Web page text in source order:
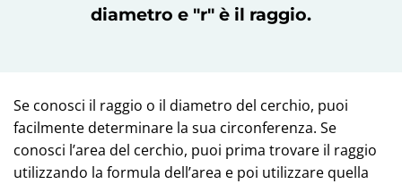
diametro e "r" è il raggio.
Se conosci il raggio o il diametro del cerchio, puoi
facilmente determinare la sua circonferenza. Se
conosci l’area del cerchio, puoi prima trovare il raggio
utilizzando la formula dell’area e poi utilizzare quella